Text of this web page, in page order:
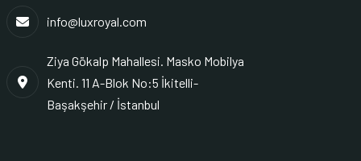
info@luxroyal.com
Ziya Gökalp Mahallesi. Masko Mobilya
Kenti. 11 A-Blok No:5 İkitelli-
Başakşehir / İstanbul